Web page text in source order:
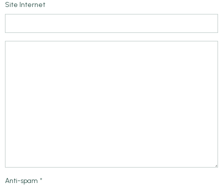
Site Internet
Anti-spam